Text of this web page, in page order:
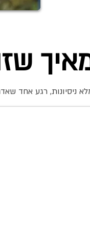
ניסיונות, רגע אחד